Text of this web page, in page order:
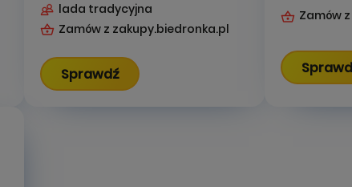
lada tradycyjna
Zamów z zakupy.biedronka.pl
Sprawdź
Zamów